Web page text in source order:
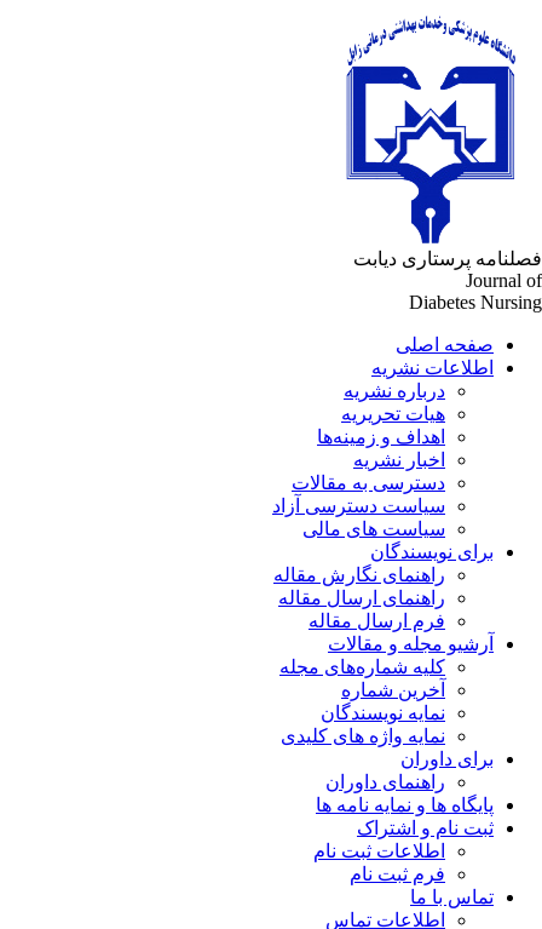
پرستاری دیابت
Journal
Diabetes
صفحه اصلی
اطلاعات نشریه
درباره نشریه
هیات تحریریه
اهداف و زمینه‌ها
اخبار نشریه
دسترسی به مقالات
سیاست دسترسی آزاد
سیاست های مالی
برای نویسندگان
راهنمای نگارش مقاله
راهنمای ارسال مقاله
فرم ارسال مقاله
آرشیو مجله و مقالات
کلیه شماره‌های مجله
آخرین شماره
نمایه نویسندگان
نمایه واژه های کلیدی
برای داوران
راهنمای داوران
پایگاه ها و نمایه نامه ها
ثبت نام و اشتراک
اطلاعات ثبت نام
فرم ثبت نام
تماس با ما
اطلاعات تماس